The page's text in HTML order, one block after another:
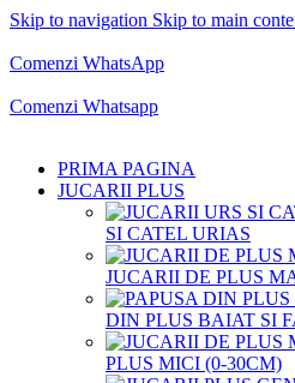
Skip to navigation Skip to main
Comenzi WhatsApp
Comenzi Whatsapp
PRIMA PAGINA
JUCARII PLUS
SI CATEL URIAS
JUCARII DE PLUS
DIN PLUS BAIAT SI
PLUS MICI (0-30CM)